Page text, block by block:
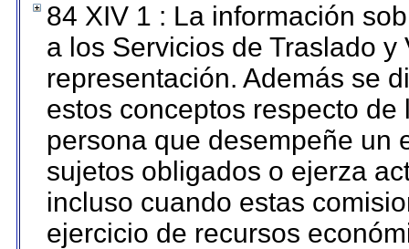
84 XIV 1 : La información
a los Servicios de Traslado
representación. Además se
estos conceptos respecto
persona que desempeñe un
sujetos obligados o ejerza
incluso cuando estas
ejercicio de recursos